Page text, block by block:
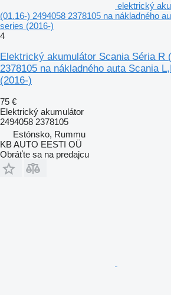
elektrický
(01.16-) 2494058 2378105 na nákladného
series (2016-)
4
Elektrický akumulátor Scania Séria R
2378105 na nákladného auta Scania
(2016-)
75 €
Elektrický akumulátor
2494058 2378105
Estónsko, Rummu
KB AUTO EESTI OÜ
Obráťte sa na predajcu